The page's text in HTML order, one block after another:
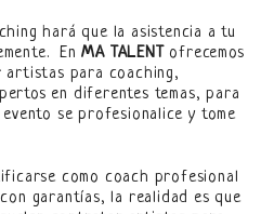
hará que la asistencia a tu
EnMA TALENT ofrecemos
para coaching,
en diferentes temas, para
se profesionalice y tome
como coach profesional
garantías, la realidad es que